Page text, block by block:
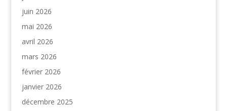
juin 2026
mai 2026
avril 2026
mars 2026
février 2026
janvier 2026
décembre 2025